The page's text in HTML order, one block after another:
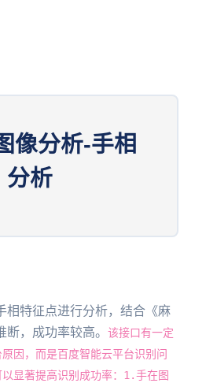
像分析-手相
分析
特征点进行分析，结合《麻
，成功率较高。 该接口有一定
因，而是百度智能云平台识别问
显著提高识别成功率：1.手在图